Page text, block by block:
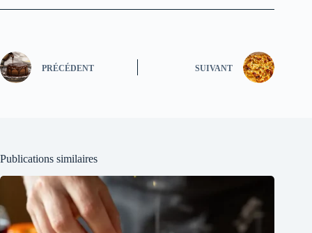
PRÉCÉDENT SUIVANT
Publications similaires